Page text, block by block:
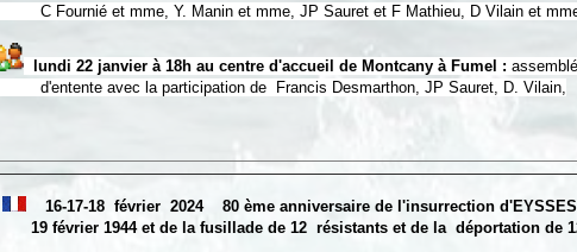
C Fournié et mme, Y. Manin et mme, JP Sauret et F Mathieu, D Vilain et
lundi 22 janvier à 18h au centre d'accueil de Montcany à Fumel :
d'entente avec la participation de Francis Desmarthon, JP Sauret, D. Vilain,
16-17-18 février 202480 ème anniversaire de l'insurrection
19 février 1944 et de la fusillade de 12 résistants et de la déportation de